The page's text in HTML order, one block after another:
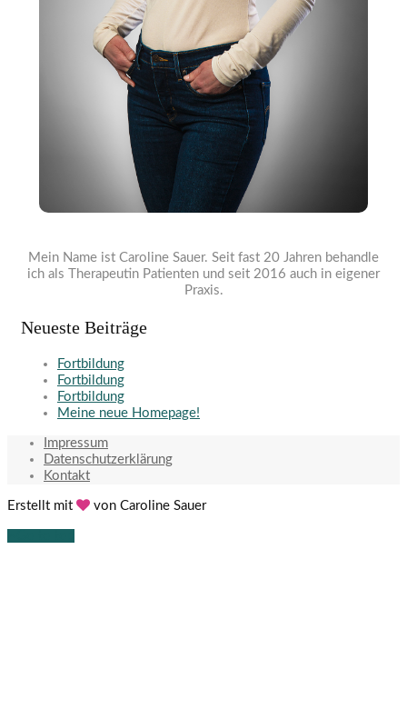
Mein Name ist Caroline Sauer. Seit fast 20 Jahren behandle
ich als Therapeutin Patienten und seit 2016 auch in eigener
Praxis.
Neueste Beiträge
Fortbildung
Fortbildung
Fortbildung
Meine neue Homepage!
Impressum
Datenschutzerklärung
Kontakt
Erstellt mit von Caroline Sauer